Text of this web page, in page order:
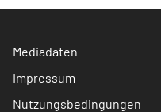
Mediadaten
Impressum
Nutzungsbedingungen